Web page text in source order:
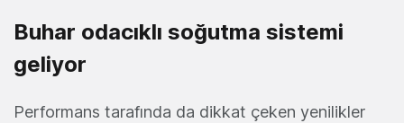
Buhar odacıklı soğutma sistemi
geliyor
Performans tarafında da dikkat çeken yenilikler